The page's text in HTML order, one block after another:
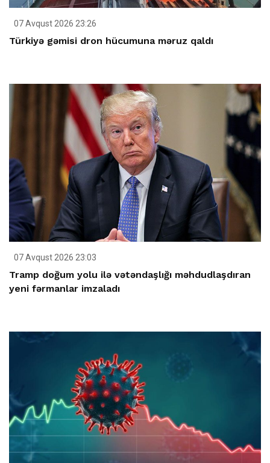
07 Avqust 2026 23:26
Türkiyə gəmisi dron hücumuna məruz qaldı
07 Avqust 2026 23:03
Tramp doğum yolu ilə vətəndaşlığı məhdudlaşdıran
yeni fərmanlar imzaladı